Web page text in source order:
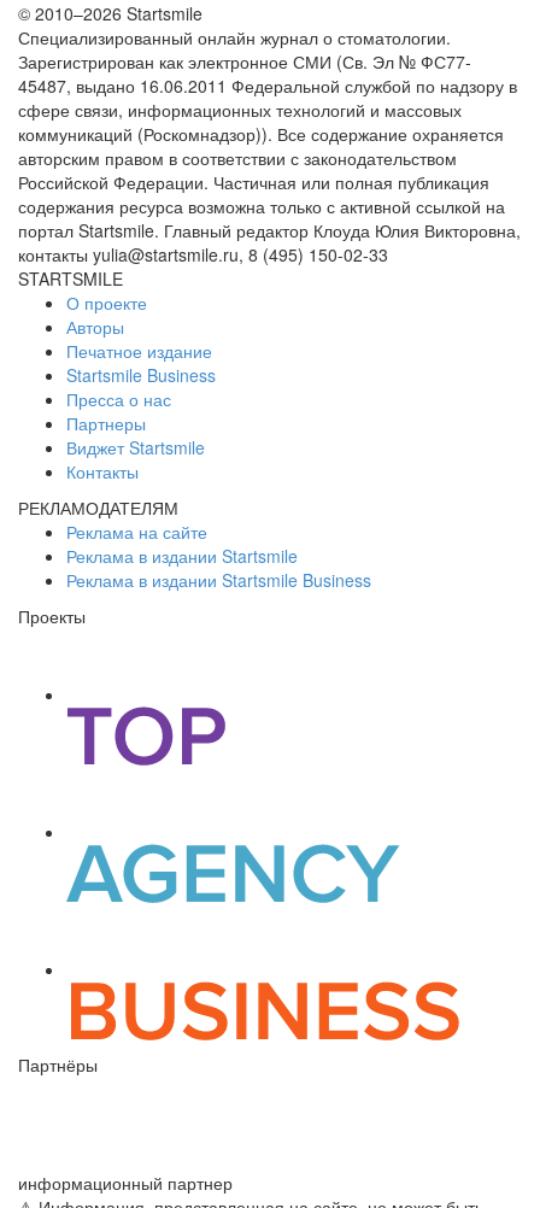
© 2010–2026 Startsmile
Специализированный онлайн журнал о стоматологии.
Зарегистрирован как электронное СМИ (Св. Эл № ФС77-
45487, выдано 16.06.2011 Федеральной службой по надзору в
сфере связи, информационных технологий и массовых
коммуникаций (Роскомнадзор)). Все содержание охраняется
авторским правом в соответствии с законодательством
Российской Федерации. Частичная или полная публикация
содержания ресурса возможна только с активной ссылкой на
портал Startsmile. Главный редактор Клоуда Юлия Викторовна,
контакты yulia@startsmile.ru, 8 (495) 150-02-33
STARTSMILE
О проекте
Авторы
Печатное издание
Startsmile Business
Пресса о нас
Партнеры
Виджет Startsmile
Контакты
РЕКЛАМОДАТЕЛЯМ
Реклама на сайте
Реклама в издании Startsmile
Реклама в издании Startsmile Business
Проекты
Партнёры
информационный партнер